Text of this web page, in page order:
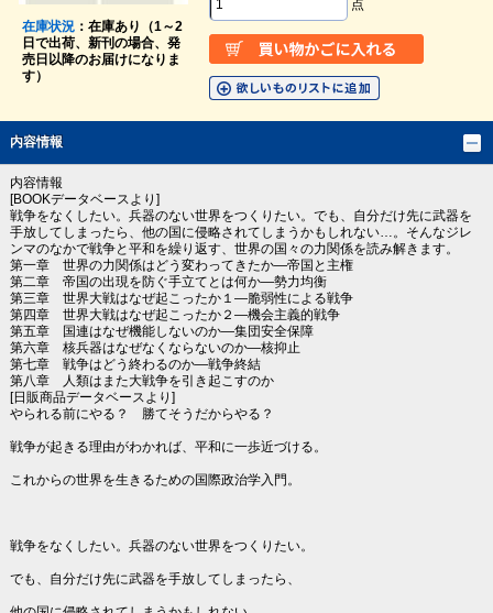
在庫状況：在庫あり（1～2
日で出荷、新刊の場合、発
売日以降のお届けになりま
す）
点
内容情報
内容情報
[BOOKデータベースより]
戦争をなくしたい。兵器のない世界をつくりたい。でも、自分だけ先に武器を
手放してしまったら、他の国に侵略されてしまうかもしれない…。そんなジレ
ンマのなかで戦争と平和を繰り返す、世界の国々の力関係を読み解きます。
第一章 世界の力関係はどう変わってきたか―帝国と主権
第二章 帝国の出現を防ぐ手立てとは何か―勢力均衡
第三章 世界大戦はなぜ起こったか１―脆弱性による戦争
第四章 世界大戦はなぜ起こったか２―機会主義的戦争
第五章 国連はなぜ機能しないのか―集団安全保障
第六章 核兵器はなぜなくならないのか―核抑止
第七章 戦争はどう終わるのか―戦争終結
第八章 人類はまた大戦争を引き起こすのか
[日販商品データベースより]
やられる前にやる？ 勝てそうだからやる？
戦争が起きる理由がわかれば、平和に一歩近づける。
これからの世界を生きるための国際政治学入門。
戦争をなくしたい。兵器のない世界をつくりたい。
でも、自分だけ先に武器を手放してしまったら、